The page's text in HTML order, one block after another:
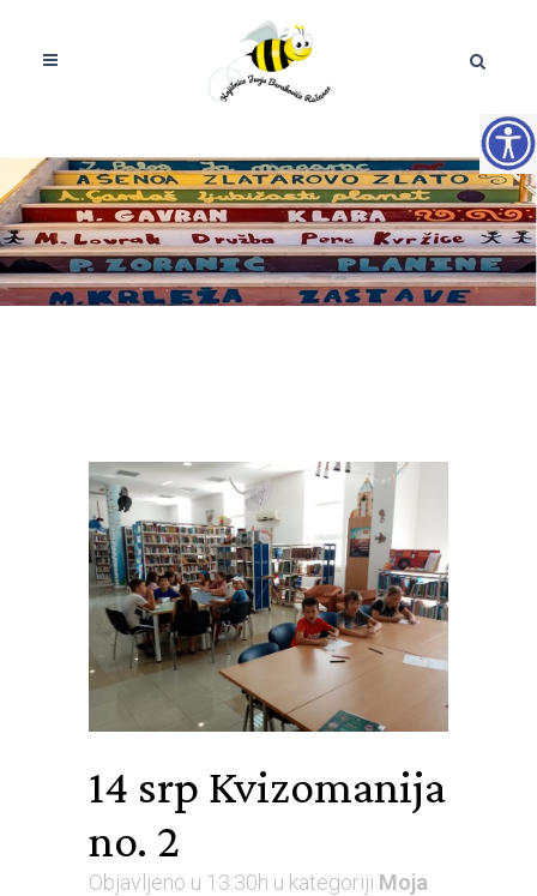
14 srp Kvizomanija
no. 2
Objavljeno u 13:30h u kategoriji Moja